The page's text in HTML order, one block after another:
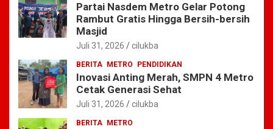
Partai Nasdem Metro Gelar Potong
Rambut Gratis Hingga Bersih-bersih
Masjid
Juli 31, 2026 cilukba
BERITA METRO PENDIDIKAN
Inovasi Anting Merah, SMPN 4 Metro
Cetak Generasi Sehat
Juli 31, 2026 cilukba
BERITA METRO